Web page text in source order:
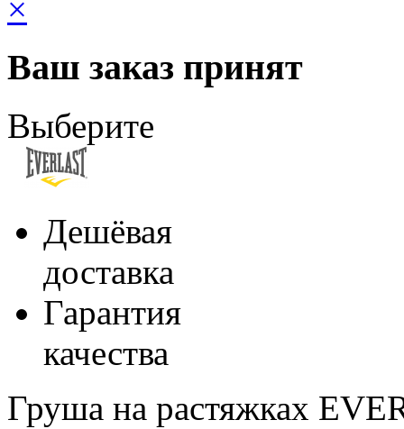
×
Ваш заказ принят
Выберите
Дешёвая
доставка
Гарантия
качества
Груша на растяжках